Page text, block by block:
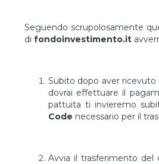
Seguendo scrupolosamente
di fondoinvestimento.it
Subito dopo aver
dovrai effettuare il
pattuita ti invieremo
Code necessario per il
Avvia il trasferimento del